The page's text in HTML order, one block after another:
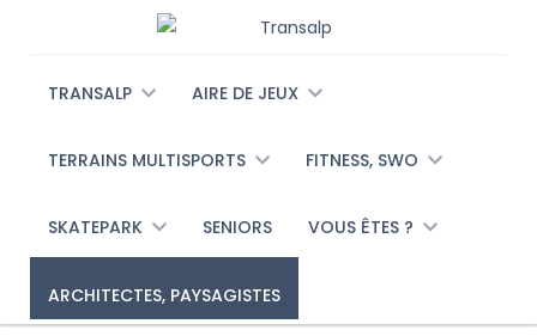
TRANSALP AIRE DE JEUX
TERRAINS MULTISPORTS FITNESS, SWO
SKATEPARK SENIORS VOUS ÊTES ?
ARCHITECTES, PAYSAGISTES